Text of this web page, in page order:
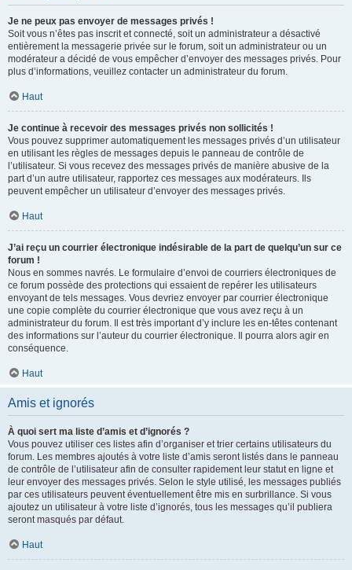
Je ne peux pas envoyer de messages privés !
Soit vous n’êtes pas inscrit et connecté, soit un administrateur a désactivé
entièrement la messagerie privée sur le forum, soit un administrateur ou un
modérateur a décidé de vous empêcher d’envoyer des messages privés. Pour
plus d’informations, veuillez contacter un administrateur du forum.
Haut
Je continue à recevoir des messages privés non sollicités !
Vous pouvez supprimer automatiquement les messages privés d’un utilisateur
en utilisant les règles de messages depuis le panneau de contrôle de
l’utilisateur. Si vous recevez des messages privés de manière abusive de la
part d’un autre utilisateur, rapportez ces messages aux modérateurs. Ils
peuvent empêcher un utilisateur d’envoyer des messages privés.
Haut
J’ai reçu un courrier électronique indésirable de la part de quelqu’un sur ce
forum !
Nous en sommes navrés. Le formulaire d’envoi de courriers électroniques de
ce forum possède des protections qui essaient de repérer les utilisateurs
envoyant de tels messages. Vous devriez envoyer par courrier électronique
une copie complète du courrier électronique que vous avez reçu à un
administrateur du forum. Il est très important d’y inclure les en-têtes contenant
des informations sur l’auteur du courrier électronique. Il pourra alors agir en
conséquence.
Haut
Amis et ignorés
À quoi sert ma liste d’amis et d’ignorés ?
Vous pouvez utiliser ces listes afin d’organiser et trier certains utilisateurs du
forum. Les membres ajoutés à votre liste d’amis seront listés dans le panneau
de contrôle de l’utilisateur afin de consulter rapidement leur statut en ligne et
leur envoyer des messages privés. Selon le style utilisé, les messages publiés
par ces utilisateurs peuvent éventuellement être mis en surbrillance. Si vous
ajoutez un utilisateur à votre liste d’ignorés, tous les messages qu’il publiera
seront masqués par défaut.
Haut